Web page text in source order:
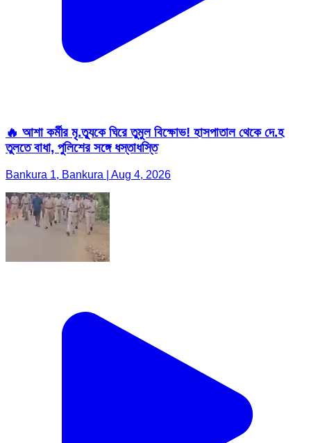
🔥 আশা কর্মীর মৃ.ত্যুকে ঘিরে তুমুল বিক্ষোভ! হাসপাতাল থেকে দে.হ
তুলতে বাধা, পুলিশের সঙ্গে ধস্তাধস্তি
Bankura 1, Bankura | Aug 4, 2026